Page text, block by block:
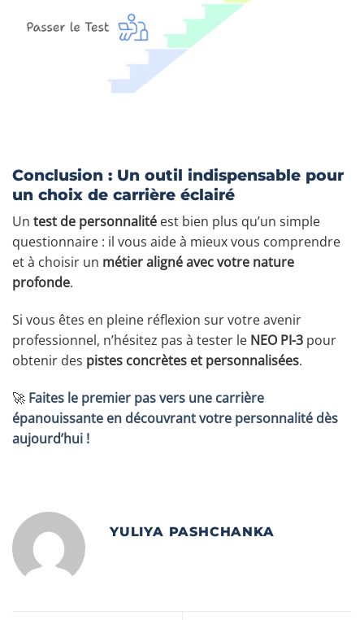
Conclusion : Un outil indispensable pour
un choix de carrière éclairé
Un test de personnalité est bien plus qu’un simple
questionnaire : il vous aide à mieux vous comprendre
et à choisir un métier aligné avec votre nature
profonde.
Si vous êtes en pleine réflexion sur votre avenir
professionnel, n’hésitez pas à tester le NEO PI-3 pour
obtenir des pistes concrètes et personnalisées.
🚀 Faites le premier pas vers une carrière
épanouissante en découvrant votre personnalité dès
aujourd’hui !
YULIYA PASHCHANKA